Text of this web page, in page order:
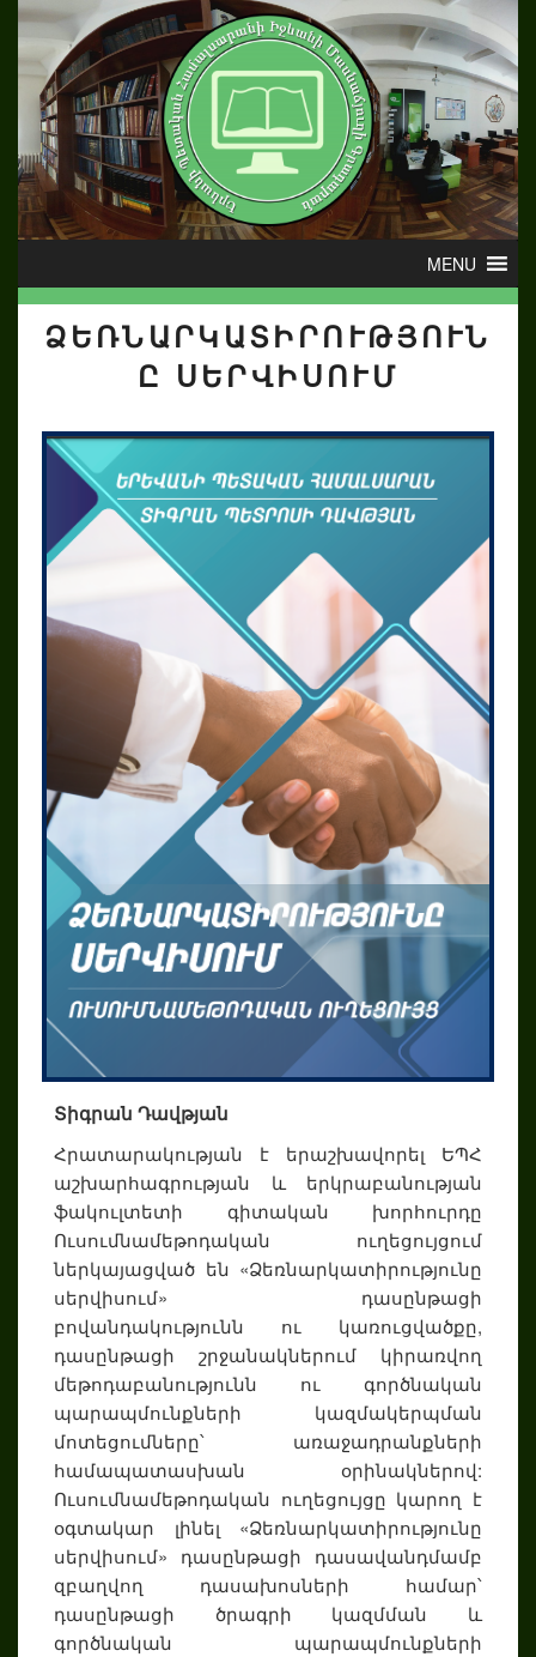
ՁԵՌՆԱՐԿԱՏԻՐՈՒԹՅՈՒՆ
Ը ՍԵՐՎԻՍՈՒՄ
Տիգրան Դավթյան
Հրատարակության է երաշխավորել ԵՊՀ
աշխարհագրության և երկրաբանության
ֆակուլտետի գիտական խորհուրդը
Ուսումնամեթոդական ուղեցույցում
ներկայացված են «Ձեռնարկատիրությունը
սերվիսում» դասընթացի
բովանդակությունն ու կառուցվածքը,
դասընթացի շրջանակներում կիրառվող
մեթոդաբանությունն ու գործնական
պարապմունքների կազմակերպման
մոտեցումները՝ առաջադրանքների
համապատասխան օրինակներով:
Ուսումնամեթոդական ուղեցույցը կարող է
օգտակար լինել «Ձեռնարկատիրությունը
սերվիսում» դասընթացի դասավանդմամբ
զբաղվող դասախոսների համար՝
դասընթացի ծրագրի կազմման և
գործնական պարապմունքների